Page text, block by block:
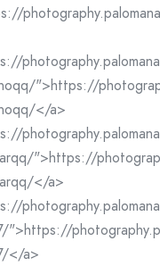
">https://
</a>
">https://
</a>
">https://
</a>